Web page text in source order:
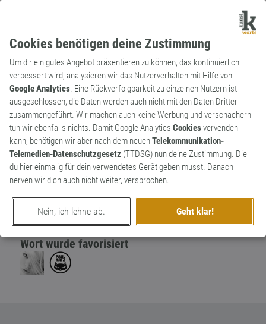
Cookies benötigen deine Zustimmung
Um dir ein gutes Angebot präsentieren zu können, das kontinuierlich
verbessert wird, analysieren wir das Nutzerverhalten mit Hilfe von
Google Analytics. Eine Rückverfolgbarkeit zu einzelnen Nutzern ist
ausgeschlossen, die Daten werden auch nicht mit den Daten Dritter
zusammengeführt. Wir machen auch keine Werbung und verschachern
tun wir ebenfalls nichts. Damit Google Analytics Cookiesvervenden
kann, benötigen wir aber nach dem neuenTelekommunikation-
Telemedien-Datenschutzgesetz (TTDSG) nun deine Zustimmung. Die
du hier einmalig für dein verwendetes Gerät geben musst. Danach
nerven wir dich auch nicht weiter, versprochen.
Nein, ich lehne ab. Geht klar!
Kunstwort
Substantiv
Flexanthrop
Flexanthrop - aufgeschlossener Mensch
2
0
erschaffen vonAdrian Hirs
Wort wurde favorisiert